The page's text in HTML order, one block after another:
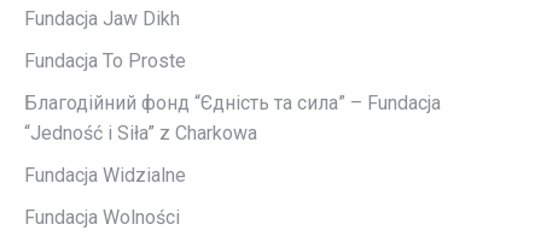
Fundacja Jaw Dikh
Fundacja To Proste
Благодійний фонд “Єдність та сила” – Fundacja
“Jedność i Siła” z Charkowa
Fundacja Widzialne
Fundacja Wolności